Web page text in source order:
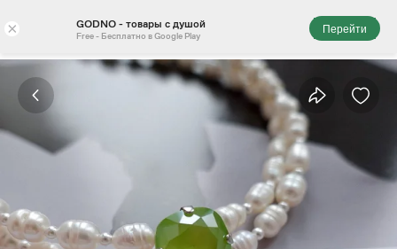
× GODNO - товары с душой
Free - Бесплатно в Google Play
Перейти